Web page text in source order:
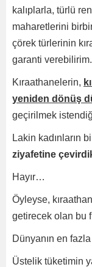
kalıplarla, türlü
maharetlerini
çörek türlerinin
garanti verebilirim.
Kıraathanelerin,
yeniden dönüş
geçirilmek
Lakin kadınların
ziyafetine
Hayır…
Öyleyse,
getirecek olan bu
Dünyanın en
Üstelik tüketimin